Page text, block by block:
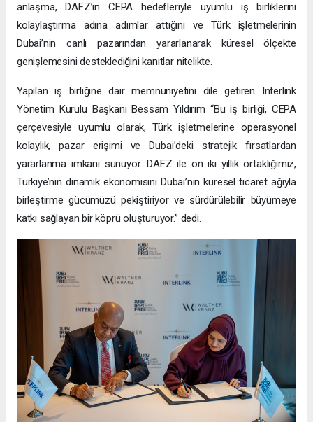
anlaşma, DAFZ’ın CEPA hedefleriyle uyumlu iş birliklerini
kolaylaştırma adına adımlar attığını ve Türk işletmelerinin
Dubai’nin canlı pazarından yararlanarak küresel ölçekte
genişlemesini desteklediğini kanıtlar nitelikte.
Yapılan iş birliğine dair memnuniyetini dile getiren Interlink
Yönetim Kurulu Başkanı Bessam Yıldırım “Bu iş birliği, CEPA
çerçevesiyle uyumlu olarak, Türk işletmelerine operasyonel
kolaylık, pazar erişimi ve Dubai’deki stratejik fırsatlardan
yararlanma imkanı sunuyor. DAFZ ile on iki yıllık ortaklığımız,
Türkiye’nin dinamik ekonomisini Dubai’nin küresel ticaret ağıyla
birleştirme gücümüzü pekiştiriyor ve sürdürülebilir büyümeye
katkı sağlayan bir köprü oluşturuyor.” dedi.